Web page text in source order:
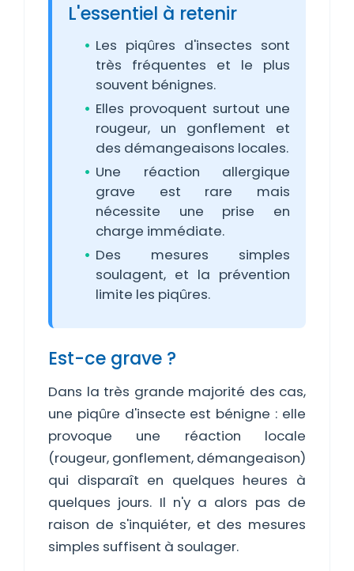
L'essentiel à retenir
Les piqûres d'insectes sont
très fréquentes et le plus
souvent bénignes.
Elles provoquent surtout une
rougeur, un gonflement et
des démangeaisons locales.
Une réaction allergique
grave est rare mais
nécessite une prise en
charge immédiate.
Des mesures simples
soulagent, et la prévention
limite les piqûres.
Est-ce grave ?
Dans la très grande majorité des cas,
une piqûre d'insecte est bénigne : elle
provoque une réaction locale
(rougeur, gonflement, démangeaison)
qui disparaît en quelques heures à
quelques jours. Il n'y a alors pas de
raison de s'inquiéter, et des mesures
simples suffisent à soulager.